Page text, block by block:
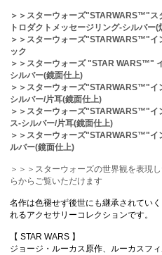
＞＞スターウォーズ"STARWARS™"
トロダクトメッセージリング-シルバー(
＞＞スターウォーズ"STARWARS™"イ
ック
＞＞スターウォーズ "STAR WARS™"
シルバー(鏡面仕上)
＞＞スターウォーズ"STARWARS™"イ
シルバー/片耳(鏡面仕上)
＞＞スターウォーズ"STARWARS™"イ
ス-シルバー/片耳(鏡面仕上)
＞＞スターウォーズ"STARWARS™"イ
ルバー(鏡面仕上)
＞＞＞スターウォーズの世界観を表現
らからご覧いただけます
名作は色褪せず後世にも継承されてい
れるアクセサリーコレクションです。
【 STAR WARS 】
ジョージ・ルーカス原作、ルーカスフ